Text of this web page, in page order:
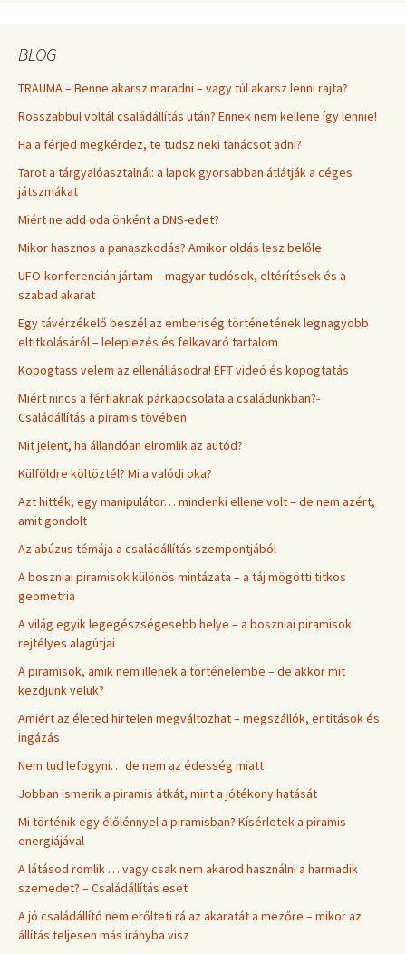
BLOG
TRAUMA – Benne akarsz maradni – vagy túl akarsz lenni rajta?
Rosszabbul voltál családállítás után? Ennek nem kellene így lennie!
Ha a férjed megkérdez, te tudsz neki tanácsot adni?
Tarot a tárgyalóasztalnál: a lapok gyorsabban átlátják a céges
játszmákat
Miért ne add oda önként a DNS-edet?
Mikor hasznos a panaszkodás? Amikor oldás lesz belőle
UFO-konferencián jártam – magyar tudósok, eltérítések és a
szabad akarat
Egy távérzékelő beszél az emberiség történetének legnagyobb
eltitkolásáról – leleplezés és felkavaró tartalom
Kopogtass velem az ellenállásodra! ÉFT videó és kopogtatás
Miért nincs a férfiaknak párkapcsolata a családunkban?-
Családállítás a piramis tövében
Mit jelent, ha állandóan elromlik az autód?
Külföldre költöztél? Mi a valódi oka?
Azt hitték, egy manipulátor… mindenki ellene volt – de nem azért,
amit gondolt
Az abúzus témája a családállítás szempontjából
A boszniai piramisok különös mintázata – a táj mögötti titkos
geometria
A világ egyik legegészségesebb helye – a boszniai piramisok
rejtélyes alagútjai
A piramisok, amik nem illenek a történelembe – de akkor mit
kezdjünk velük?
Amiért az életed hirtelen megváltozhat – megszállók, entitások és
ingázás
Nem tud lefogyni… de nem az édesség miatt
Jobban ismerik a piramis átkát, mint a jótékony hatását
Mi történik egy élőlénnyel a piramisban? Kísérletek a piramis
energiájával
A látásod romlik … vagy csak nem akarod használni a harmadik
szemedet? – Családállítás eset
A jó családállító nem erőlteti rá az akaratát a mezőre – mikor az
állítás teljesen más irányba visz